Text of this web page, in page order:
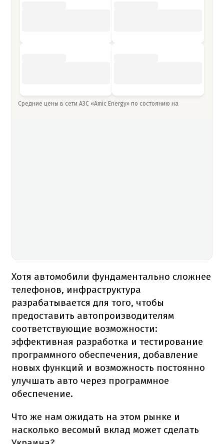
Средние цены в сети АЗС «Amic Energy» по состоянию на
Хотя автомобили фундаментально сложнее
телефонов, инфраструктура
разрабатывается для того, чтобы
предоставить автопроизводителям
соответствующие возможности:
эффективная разработка и тестирование
программного обеспечения, добавление
новых функций и возможность постоянно
улучшать авто через программное
обеспечение.
Что же нам ожидать на этом рынке и
насколько весомый вклад может сделать